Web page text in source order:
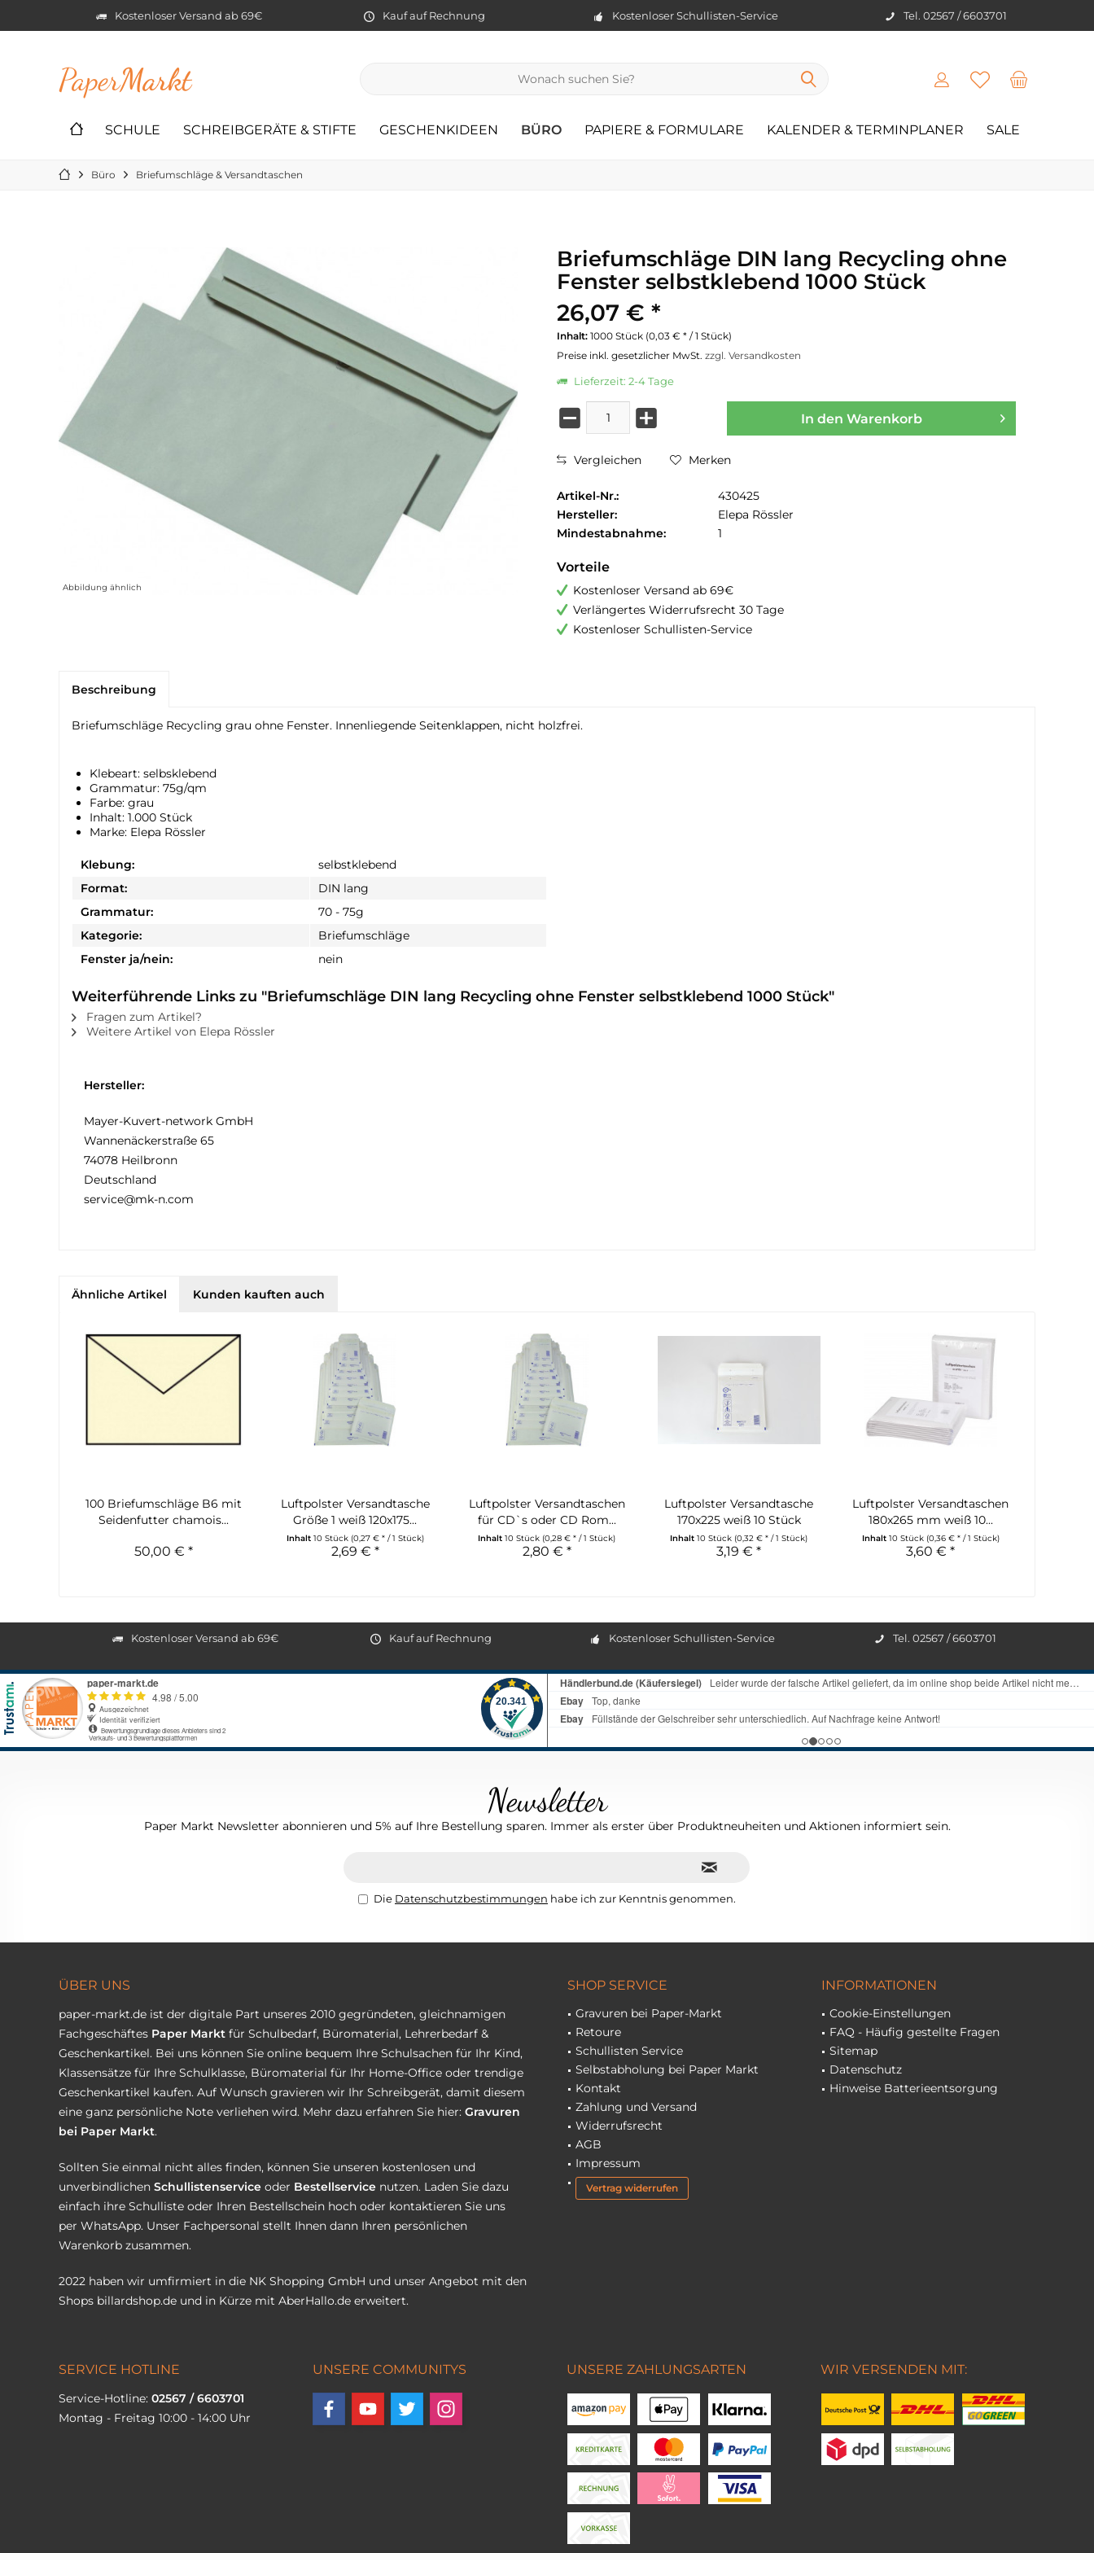
Kostenloser Versand ab 69€ Kauf auf Rechnung Kostenloser Schullisten-Service Tel. 02567 / 6603701
PaperMarkt
SCHULE SCHREIBGERÄTE & STIFTE GESCHENKIDEEN BÜRO PAPIERE & FORMULARE KALENDER & TERMINPLANER SALE
Büro Briefumschläge & Versandtaschen
Abbildung ähnlich
Briefumschläge DIN lang Recycling ohne
Fenster selbstklebend 1000 Stück
26,07 € *
Inhalt: 1000 Stück (0,03 € * / 1 Stück)
Preise inkl. gesetzlicher MwSt. zzgl. Versandkosten
Lieferzeit: 2-4 Tage
In den Warenkorb
Vergleichen Merken
Artikel-Nr.:
430425
Hersteller:
Elepa Rössler
Mindestabnahme:
1
Vorteile
Kostenloser Versand ab 69€
Verlängertes Widerrufsrecht 30 Tage
Kostenloser Schullisten-Service
Beschreibung
Briefumschläge Recycling grau ohne Fenster. Innenliegende Seitenklappen, nicht holzfrei.
Klebeart: selbsklebend
Grammatur: 75g/qm
Farbe: grau
Inhalt: 1.000 Stück
Marke: Elepa Rössler
Klebung:
selbstklebend
Format:
DIN lang
Grammatur:
70 - 75g
Kategorie:
Briefumschläge
Fenster ja/nein:
nein
Weiterführende Links zu "Briefumschläge DIN lang Recycling ohne Fenster selbstklebend 1000 Stück"
Fragen zum Artikel?
Weitere Artikel von Elepa Rössler
Hersteller:
Mayer-Kuvert-network GmbH
Wannenäckerstraße 65
74078 Heilbronn
Deutschland
service@mk-n.com
Ähnliche Artikel Kunden kauften auch
100 Briefumschläge B6 mit
Seidenfutter chamois...
50,00 € *
Luftpolster Versandtasche
Größe 1 weiß 120x175...
Inhalt 10 Stück (0,27 € * / 1 Stück)
2,69 € *
Luftpolster Versandtaschen
für CD`s oder CD Rom...
Inhalt10 Stück (0,28 € * / 1 Stück)
2,80 € *
Luftpolster Versandtasche
170x225 weiß 10 Stück
Inhalt10 Stück (0,32 € * / 1 Stück)
3,19 € *
Luftpolster Versandtaschen
180x265 mm weiß 10...
Inhalt 10 Stück (0,36 € * / 1 Stück)
3,60 € *
Kostenloser Versand ab 69€ Kauf auf Rechnung Kostenloser Schullisten-Service Tel. 02567 / 6603701
Newsletter
Paper Markt Newsletter abonnieren und 5% auf Ihre Bestellung sparen. Immer als erster über Produktneuheiten und Aktionen informiert sein.
Die Datenschutzbestimmungen habe ich zur Kenntnis genommen.
ÜBER UNS
paper-markt.de ist der digitale Part unseres 2010 gegründeten, gleichnamigen
Fachgeschäftes Paper Markt für Schulbedarf, Büromaterial, Lehrerbedarf &
Geschenkartikel. Bei uns können Sie online bequem Ihre Schulsachen für Ihr Kind,
Klassensätze für Ihre Schulklasse, Büromaterial für Ihr Home-Office oder trendige
Geschenkartikel kaufen. Auf Wunsch gravieren wir Ihr Schreibgerät, damit diesem
eine ganz persönliche Note verliehen wird. Mehr dazu erfahren Sie hier: Gravuren
bei Paper Markt.
Sollten Sie einmal nicht alles finden, können Sie unseren kostenlosen und
unverbindlichen Schullistenservice oder Bestellservice nutzen. Laden Sie dazu
einfach ihre Schulliste oder Ihren Bestellschein hoch oder kontaktieren Sie uns
per WhatsApp. Unser Fachpersonal stellt Ihnen dann Ihren persönlichen
Warenkorb zusammen.
2022 haben wir umfirmiert in die NK Shopping GmbH und unser Angebot mit den
Shops billardshop.de und in Kürze mit AberHallo.de erweitert.
SHOP SERVICE
Gravuren bei Paper-Markt
Retoure
Schullisten Service
Selbstabholung bei Paper Markt
Kontakt
Zahlung und Versand
Widerrufsrecht
AGB
Impressum
Vertrag widerrufen
INFORMATIONEN
Cookie-Einstellungen
FAQ - Häufig gestellte Fragen
Sitemap
Datenschutz
Hinweise Batterieentsorgung
SERVICE HOTLINE
Service-Hotline: 02567 / 6603701
Montag - Freitag 10:00 - 14:00 Uhr
UNSERE COMMUNITYS UNSERE ZAHLUNGSARTEN WIR VERSENDEN MIT: